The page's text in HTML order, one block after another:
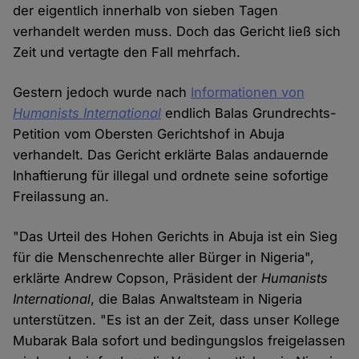
der eigentlich innerhalb von sieben Tagen
verhandelt werden muss. Doch das Gericht ließ sich
Zeit und vertagte den Fall mehrfach.
Gestern jedoch wurde nach Informationen von
Humanists International endlich Balas Grundrechts-
Petition vom Obersten Gerichtshof in Abuja
verhandelt. Das Gericht erklärte Balas andauernde
Inhaftierung für illegal und ordnete seine sofortige
Freilassung an.
"Das Urteil des Hohen Gerichts in Abuja ist ein Sieg
für die Menschenrechte aller Bürger in Nigeria",
erklärte Andrew Copson, Präsident derHumanists
International, die Balas Anwaltsteam in Nigeria
unterstützen. "Es ist an der Zeit, dass unser Kollege
Mubarak Bala sofort und bedingungslos freigelassen